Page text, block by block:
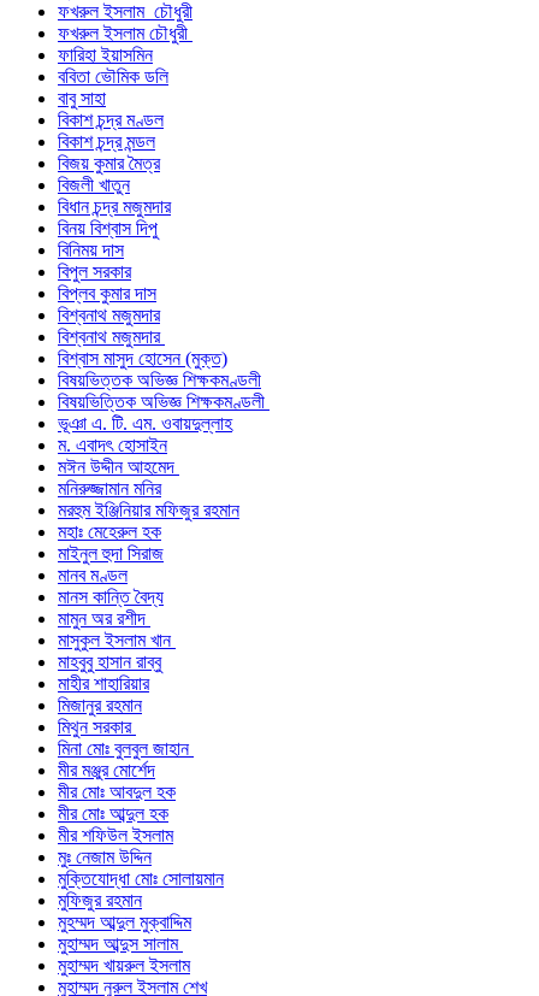
ফখরুল ইসলাম চৌধুরী
ফখরুল ইসলাম চৌধুরী
ফারিহা ইয়াসমিন
ববিতা ভৌমিক ডলি
বাবু সাহা
বিকাশ চন্দ্র মণ্ডল
বিকাশ চন্দ্র মন্ডল
বিজয় কুমার মৈত্র
বিজলী খাতুন
বিধান চন্দ্র মজুমদার
বিনয় বিশ্বাস দিপু
বিনিময় দাস
বিপুল সরকার
বিপ্লব কুমার দাস
বিশ্বনাথ মজুমদার
বিশ্বনাথ মজুমদার
বিশ্বাস মাসুদ হোসেন (মুক্ত)
বিষয়ভিত্তক অভিজ্ঞ শিক্ষকমণ্ডলী
বিষয়ভিত্তিক অভিজ্ঞ শিক্ষকমণ্ডলী
ভূঞা এ. টি. এম. ওবায়দুল্লাহ
ম. এবাদৎ হোসাইন
মঈন উদ্দীন আহমেদ
মনিরুজ্জামান মনির
মরহুম ইঞ্জিনিয়ার মফিজুর রহমান
মহাঃ মেহেরুল হক
মাইনুল হুদা সিরাজ
মানব মণ্ডল
মানস কান্তি বৈদ্য
মামুন অর রশীদ
মাসুকুল ইসলাম খান
মাহবুবু হাসান রাব্বু
মাহীর শাহারিয়ার
মিজানুর রহমান
মিথুন সরকার
মিনা মোঃ বুলবুল জাহান
মীর মঞ্জুর মোর্শেদ
মীর মোঃ আবদুল হক
মীর মোঃ আব্দুল হক
মীর শফিউল ইসলাম
মুঃ নেজাম উদ্দিন
মুক্তিযোদ্ধা মোঃ সোলায়মান
মুফিজুর রহমান
মুহম্মদ আব্দুল মুক্বাদ্দিম
মুহাম্মদ আব্দুস সালাম
মুহাম্মদ খায়রুল ইসলাম
মুহাম্মদ নুরুল ইসলাম শেখ